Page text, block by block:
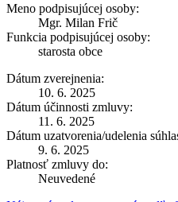
Meno podpisujúcej osoby:
Mgr. Milan Frič
Funkcia podpisujúcej osoby:
starosta obce
Dátum zverejnenia:
10. 6. 2025
Dátum účinnosti zmluvy:
11. 6. 2025
Dátum uzatvorenia/udelenia
9. 6. 2025
Platnosť zmluvy do:
Neuvedené